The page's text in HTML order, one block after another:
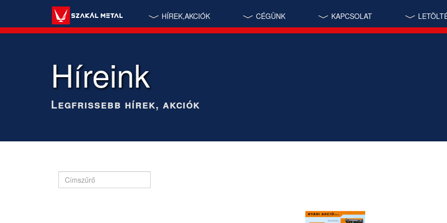
HÍREK,AKCIÓK CÉGÜNK KAPCSOLAT
Híreink
Legfrissebb hírek, akciók
Címszűrő